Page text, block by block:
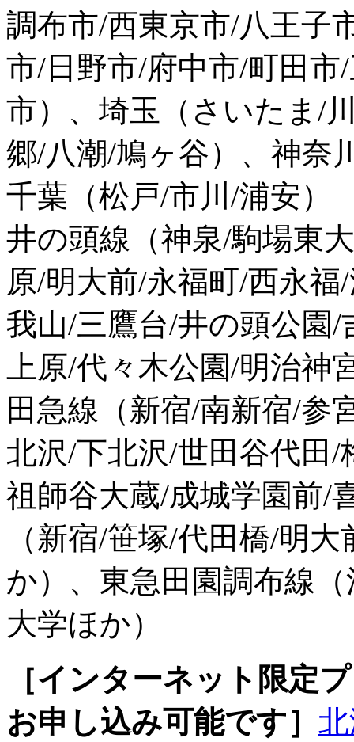
調布市/西東京市/八王子
市/日野市/府中市/町田
市）、埼玉（さいたま/
郷/八潮/鳩ヶ谷）、神奈
千葉（松戸/市川/浦安）
井の頭線（神泉/駒場東
原/明大前/永福町/西永
我山/三鷹台/井の頭公園
上原/代々木公園/明治
田急線（新宿/南新宿/参
北沢/下北沢/世田谷代田
祖師谷大蔵/成城学園前/
（新宿/笹塚/代田橋/明
か）、東急田園調布線
大学ほか）
［インターネット限定
お申し込み可能です］